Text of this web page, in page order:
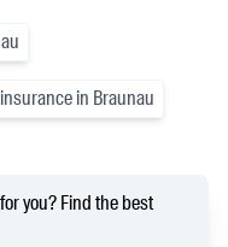
in Braunau
you? Find the best